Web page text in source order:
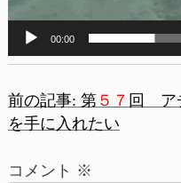
00:00
投
稿
前の記事: 第５７ 回 ア
を手に入れたい
コメント ※